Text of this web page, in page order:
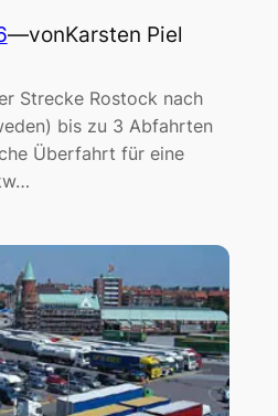
—vonKarsten Piel
Strecke Rostock nach
bis zu 3 Abfahrten
Überfahrt für eine